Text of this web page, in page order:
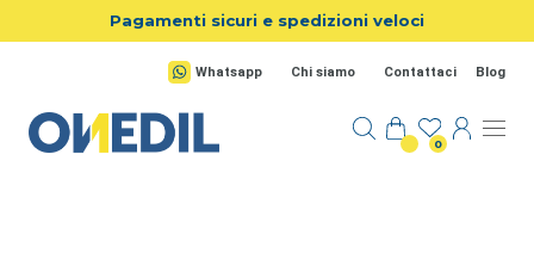
Salta al contenuto principale
Pagamenti sicuri e spedizioni veloci
Whatsapp Chi siamo Contattaci Blog
0